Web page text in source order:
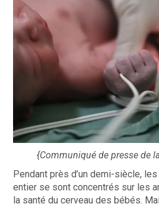
{Communiqué de presse de
Pendant près d’un demi-siècle,
entier se sont concentrés sur les
la santé du cerveau des bébés.